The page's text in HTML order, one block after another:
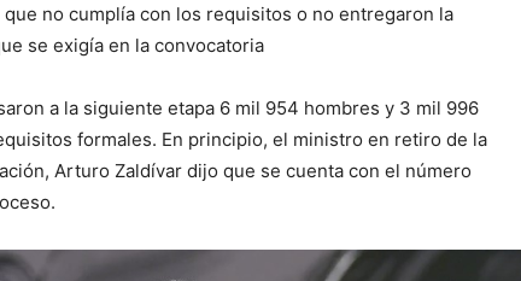
no cumplía con los requisitos o no entregaron la
se exigía en la convocatoria
a la siguiente etapa 6 mil 954 hombres y 3 mil 996
formales. En principio, el ministro en retiro de la
Arturo Zaldívar dijo que se cuenta con el número